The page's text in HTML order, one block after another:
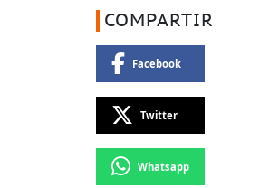
COMPARTIR
Facebook
Twitter
Whatsapp